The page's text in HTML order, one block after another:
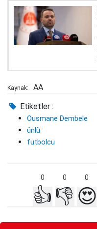
Kaynak: AA
Etiketler :
Ousmane Dembele
ünlü
futbolcu
0 0 0
👍 👎 😍